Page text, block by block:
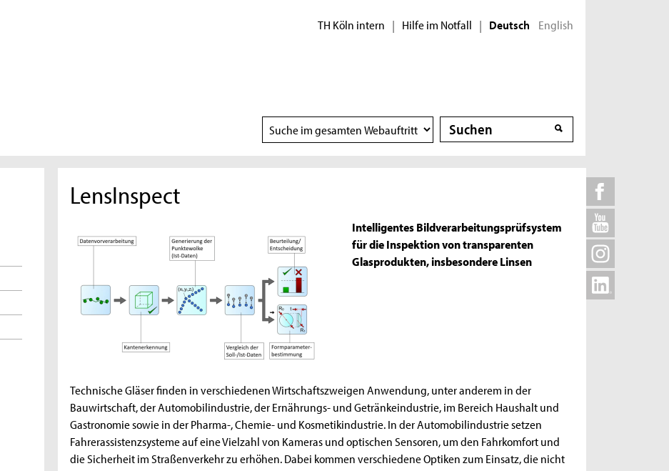
TH Köln intern | Hilfe im Notfall | Deutsch English
Suchbereich
wählen
Suche
Suche
LensInspect
Intelligentes Bildverarbeitungsprüfsystem
für die Inspektion von transparenten
Glasprodukten, insbesondere Linsen
Technische Gläser finden in verschiedenen Wirtschaftszweigen Anwendung, unter anderem in der
Bauwirtschaft, der Automobilindustrie, der Ernährungs- und Getränkeindustrie, im Bereich Haushalt und
Gastronomie sowie in der Pharma-, Chemie- und Kosmetikindustrie. In der Automobilindustrie setzen
Fahrerassistenzsysteme auf eine Vielzahl von Kameras und optischen Sensoren, um den Fahrkomfort und
die Sicherheit im Straßenverkehr zu erhöhen. Dabei kommen verschiedene Optiken zum Einsatz, die nicht